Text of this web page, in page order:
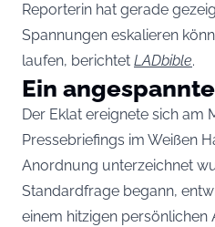
Reporterin hat gerade
Spannungen eskalieren
laufen, berichtet LADbible.
Ein
Der Eklat ereignete sich am
Pressebriefings im Weißen
Anordnung unterzeichnet
Standardfrage begann,
einem hitzigen persönlichen